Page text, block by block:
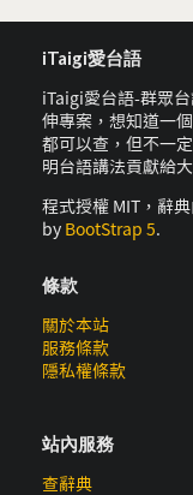
iTaigi愛台語
iTaigi愛台語-群眾
伸專案，想知道一
都可以查，但不一
明台語講法貢獻給
程式授權 MIT，辭
by BootStrap 5.
條款
關於本站
服務條款
隱私權條款
站內服務
查辭典